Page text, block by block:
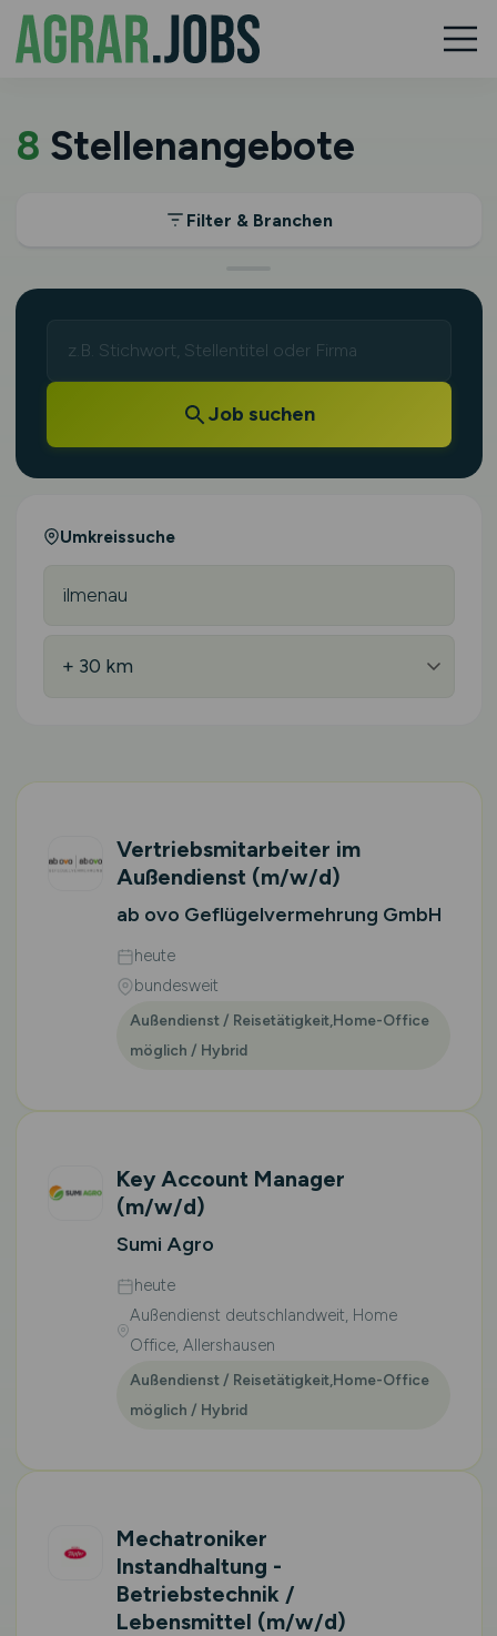
8 Stellenangebote
Filter & Branchen
Job suchen
Umkreissuche
Vertriebsmitarbeiter im
Außendienst (m/w/d)
ab ovo Geflügelvermehrung GmbH
heute
bundesweit
Außendienst / Reisetätigkeit,Home-Office
möglich / Hybrid
Key Account Manager
(m/w/d)
Sumi Agro
heute
Außendienst deutschlandweit, Home
Office, Allershausen
Außendienst / Reisetätigkeit,Home-Office
möglich / Hybrid
Mechatroniker
Instandhaltung -
Betriebstechnik /
Lebensmittel (m/w/d)